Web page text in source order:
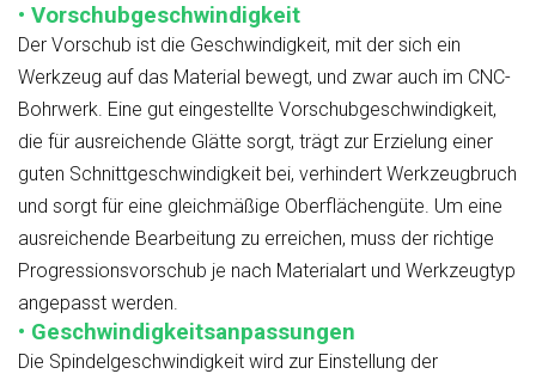
• Vorschubgeschwindigkeit
Der Vorschub ist die Geschwindigkeit, mit der sich ein
Werkzeug auf das Material bewegt, und zwar auch im CNC-
Bohrwerk. Eine gut eingestellte Vorschubgeschwindigkeit,
die für ausreichende Glätte sorgt, trägt zur Erzielung einer
guten Schnittgeschwindigkeit bei, verhindert Werkzeugbruch
und sorgt für eine gleichmäßige Oberflächengüte. Um eine
ausreichende Bearbeitung zu erreichen, muss der richtige
Progressionsvorschub je nach Materialart und Werkzeugtyp
angepasst werden.
• Geschwindigkeitsanpassungen
Die Spindelgeschwindigkeit wird zur Einstellung der